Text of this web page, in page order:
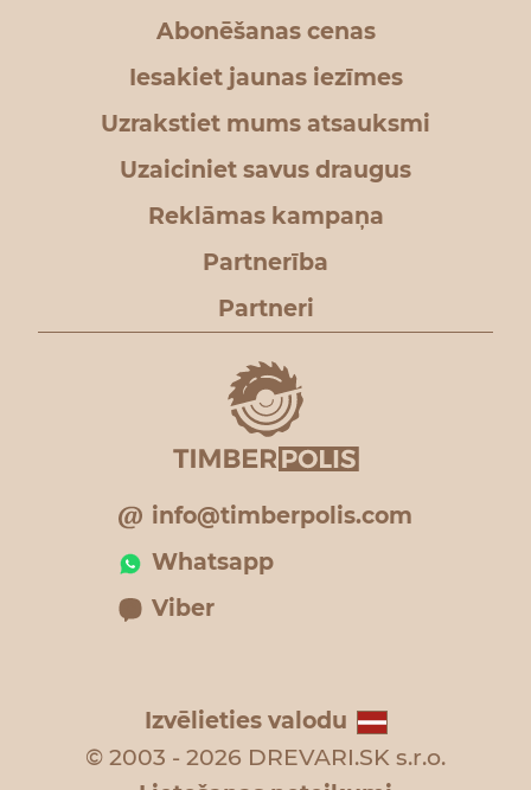
Abonēšanas cenas
Iesakiet jaunas iezīmes
Uzrakstiet mums atsauksmi
Uzaiciniet savus draugus
Reklāmas kampaņa
Partnerība
Partneri
info@timberpolis.com
Whatsapp
Viber
Izvēlieties valodu
© 2003 - 2026 DREVARI.SK s.r.o.